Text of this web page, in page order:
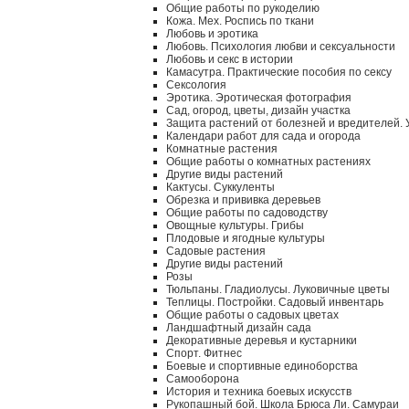
Общие работы по рукоделию
Кожа. Мех. Роспись по ткани
Любовь и эротика
Любовь. Психология любви и сексуальности
Любовь и секс в истории
Камасутра. Практические пособия по сексу
Сексология
Эротика. Эротическая фотография
Сад, огород, цветы, дизайн участка
Защита растений от болезней и вредителей.
Календари работ для сада и огорода
Комнатные растения
Общие работы о комнатных растениях
Другие виды растений
Кактусы. Суккуленты
Обрезка и прививка деревьев
Общие работы по садоводству
Овощные культуры. Грибы
Плодовые и ягодные культуры
Садовые растения
Другие виды растений
Розы
Тюльпаны. Гладиолусы. Луковичные цветы
Теплицы. Постройки. Садовый инвентарь
Общие работы о садовых цветах
Ландшафтный дизайн сада
Декоративные деревья и кустарники
Спорт. Фитнес
Боевые и спортивные единоборства
Самооборона
История и техника боевых искусств
Рукопашный бой. Школа Брюса Ли. Самураи